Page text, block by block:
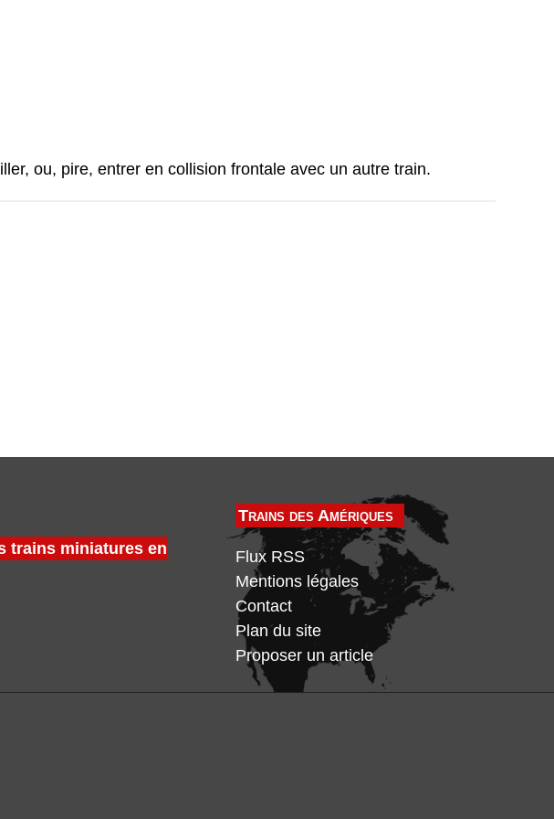
ou, pire, entrer en collision frontale avec un autre train.
trains miniatures en
Trains des Amériques
Flux RSS
Mentions légales
Contact
Plan du site
Proposer un article